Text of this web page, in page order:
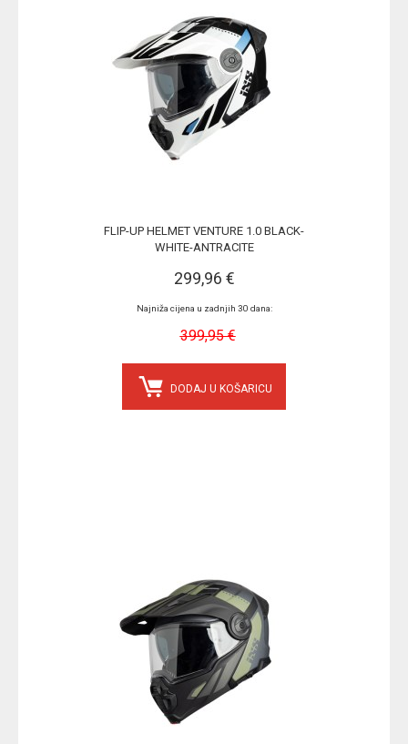
FLIP-UP HELMET VENTURE 1.0 BLACK-
WHITE-ANTRACITE
299,96 €
Najniža cijena u zadnjih 30 dana:
399,95 €
DODAJ U KOŠARICU